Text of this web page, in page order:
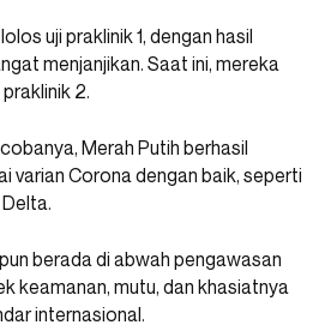
uji praklinik 1, dengan hasil
menjanjikan. Saat ini, mereka
2.
Merah Putih berhasil
varian Corona dengan baik, seperti
berada di abwah pengawasan
keamanan, mutu, dan khasiatnya
internasional.